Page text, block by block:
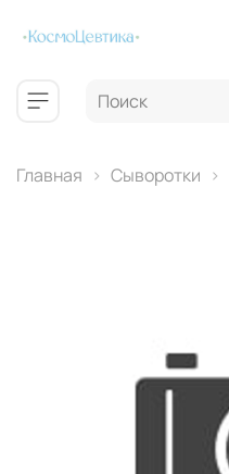
Главная Сыворотки